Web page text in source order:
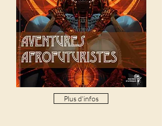
Plus d'infos